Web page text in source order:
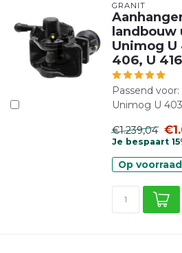
GRANIT
landbouw
Unimog U
406, U 416
Passend
Unimog U
€1.239,04
Je bespaart
Op voorraad